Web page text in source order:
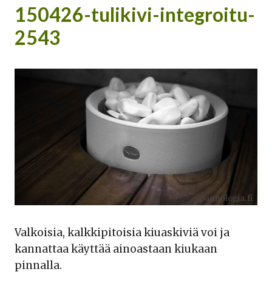
150426-tulikivi-integroitu-
2543
Valkoisia, kalkkipitoisia kiuaskiviä voi ja
kannattaa käyttää ainoastaan kiukaan
pinnalla.